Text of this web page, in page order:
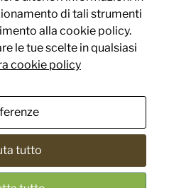
2020 research and innovation
under grant agreement No 783696
di tali strumenti
alla cookie policy.
le tue scelte in qualsiasi
cookie policy
tutto